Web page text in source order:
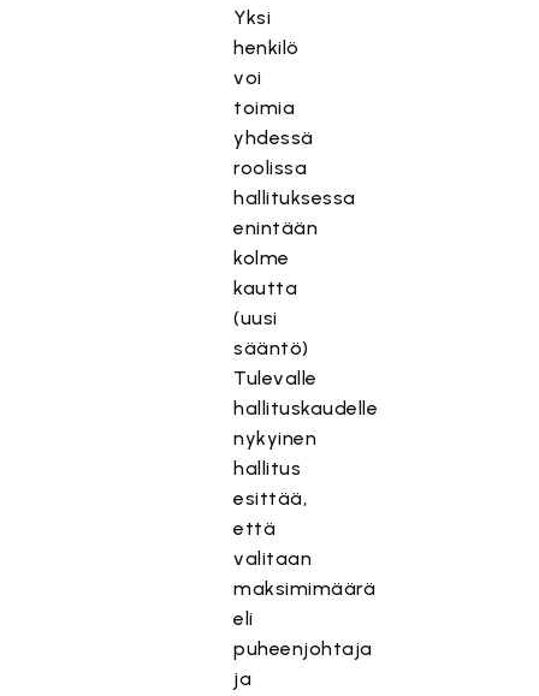
Yksi
henkilö
voi
toimia
yhdessä
roolissa
hallituksessa
enintään
kolme
kautta
(uusi
sääntö)
Tulevalle
hallituskaudelle
nykyinen
hallitus
esittää,
että
valitaan
maksimimäärä
eli
puheenjohtaja
ja